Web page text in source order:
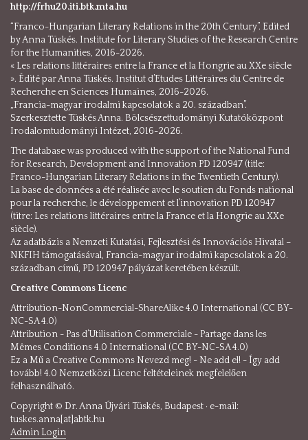
http://frhu20.iti.btk.mta.hu
“Franco-Hungarian Literary Relations in the 20th Century”. Edited
by Anna Tüskés. Institute for Literary Studies of the Research Centre
for the Humanities, 2016-2026.
« Les relations littéraires entre la France et la Hongrie au XXe siècle
». Édité par Anna Tüskés. Institut d’Etudes Littéraires du Centre de
Recherche en Sciences Humaines, 2016-2026.
„Francia-magyar irodalmi kapcsolatok a 20. században”.
Szerkesztette Tüskés Anna. Bölcsészettudományi Kutatóközpont
Irodalomtudományi Intézet, 2016-2026.
The database was produced with the support of the National Fund
for Research, Development and Innovation PD 120947 (title:
Franco-Hungarian Literary Relations in the Twentieth Century).
La base de données a été réalisée avec le soutien du Fonds national
pour la recherche, le développement et l’innovation PD 120947
(titre: Les relations littéraires entre la France et la Hongrie au XXe
siècle).
Az adatbázis a Nemzeti Kutatási, Fejlesztési és Innovációs Hivatal –
NKFIH támogatásával, Francia-magyar irodalmi kapcsolatok a 20.
században című, PD 120947 pályázat keretében készült.
Creative Commons Licenc
Attribution-NonCommercial-ShareAlike 4.0 International (CC BY-
NC-SA 4.0)
Attribution - Pas d’Utilisation Commerciale - Partage dans les
Mêmes Conditions 4.0 International (CC BY-NC-SA 4.0)
Ez a Mű a Creative Commons Nevezd meg! - Ne add el! - Így add
tovább! 4.0 Nemzetközi Licenc feltételeinek megfelelően
felhasználható.
Copyright © Dr. Anna Újvári Tüskés, Budapest · e-mail:
tuskes.anna[at]abtk.hu
Admin Login